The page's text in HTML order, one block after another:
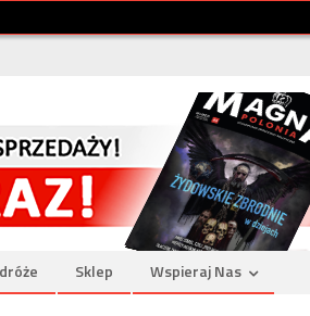
Sklep Wspieraj Nas